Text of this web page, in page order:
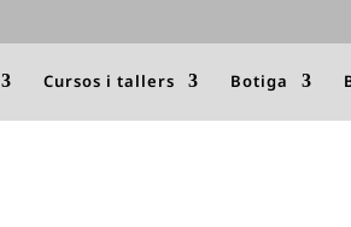
Cursos i tallers Botiga